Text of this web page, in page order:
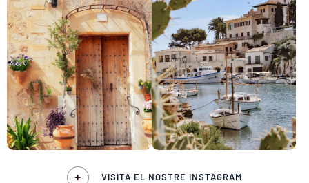
VISITA EL NOSTRE INSTAGRAM